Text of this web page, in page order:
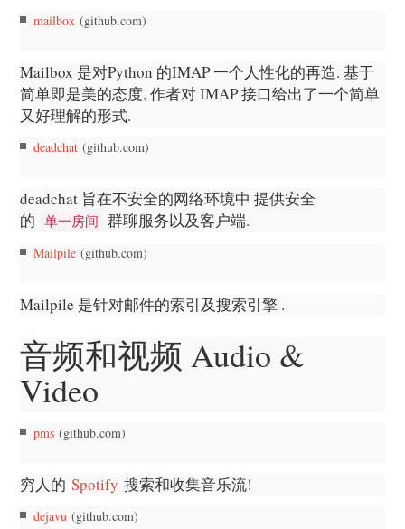
mailbox (github.com)
Mailbox 是对Python 的IMAP 一个人性化的再造. 基于
简单即是美的态度, 作者对 IMAP 接口给出了一个简单
又好理解的形式.
deadchat (github.com)
deadchat 旨在不安全的网络环境中 提供安全
的
单一房间 群聊服务以及客户端.
Mailpile (github.com)
Mailpile 是针对邮件的索引及搜索引擎 .
音频和视频 Audio &
Video
pms (github.com)
穷人的Spotify 搜索和收集音乐流!
dejavu (github.com)